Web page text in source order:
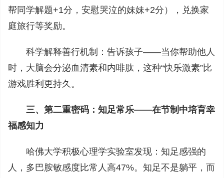
帮同学解题+1分，安慰哭泣的妹妹+2分），兑换家
庭旅行等奖励。
科学解释善行机制：告诉孩子——当你帮助他人
时，大脑会分泌血清素和内啡肽，这种“快乐激素”比
游戏胜利更持久。
三、第二重密码：知足常乐——在节制中培育幸
福感知力
哈佛大学积极心理学实验室发现：知足感强的
人，多巴胺敏感度比常人高47%。知足不是躺平，而